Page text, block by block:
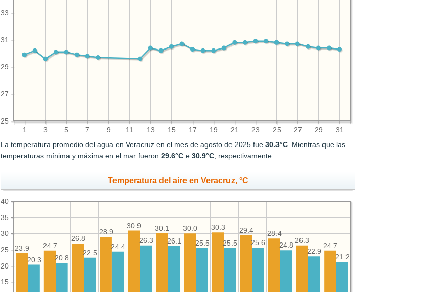
1 3 5 7 9 11 13 15 17 19 21 23 25 27 29 31
25
27
29
31
33
La temperatura promedio del agua en Veracruz en el mes de agosto de 2025 fue30.3°C . Mientras que las
temperaturas mínima y máxima en el mar fueron29.6°C e30.9°C , respectivamente.
Temperatura del aire en Veracruz, °C
15
20
25
30
35
40
24.7
26.3
28.4
29.4
30.3
30.0
30.1
30.9
28.9
26.8
24.7
23.9
21.2
22.9
24.8
25.6
25.5
25.5
26.1
26.3
24.4
22.5
20.8
20.3